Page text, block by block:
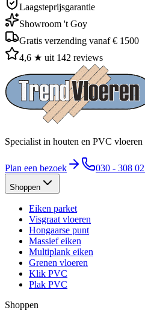
Laagsteprijsgarantie
Showroom 't Goy
Gratis verzending vanaf € 1500
4,6 ★ uit 142 reviews
Specialist in houten en PVC vloeren
Plan een bezoek 030 - 308
Shoppen
Eiken parket
Visgraat vloeren
Hongaarse punt
Massief eiken
Multiplank eiken
Grenen vloeren
Klik PVC
Plak PVC
Shoppen